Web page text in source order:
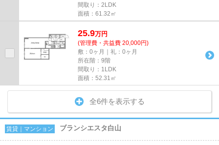
間取り：2LDK
面積：61.32㎡
25.9万円
(管理費・共益費 20,000円)
敷：0ヶ月｜礼：0ヶ月
所在階：9階
間取り：1LDK
面積：52.31㎡
全6件を表示する
賃貸｜マンション ブランシエスタ白山